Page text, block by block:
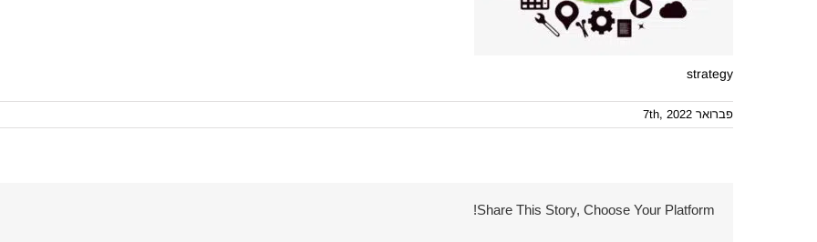
strategy
פברואר 7th, 2022
Share This Story, Choose Your Platform!